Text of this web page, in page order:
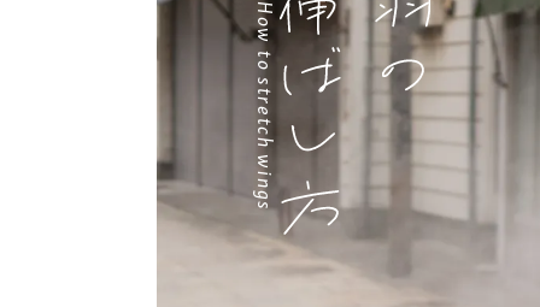
How to stretch wings